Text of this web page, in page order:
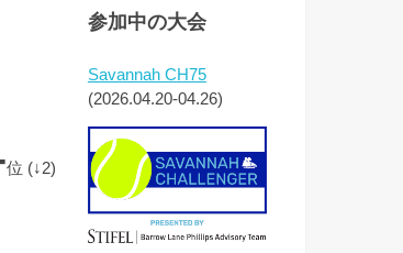
位 (↓2)
参加中の大会
Savannah CH75
(2026.04.20-04.26)